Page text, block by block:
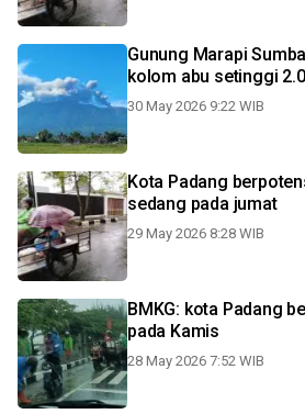
Gunung Marapi
kolom abu setinggi
30 May 2026 9:22 WIB
Kota Padang
sedang pada jumat
29 May 2026 8:28 WIB
BMKG: kota Padang
pada Kamis
28 May 2026 7:52 WIB